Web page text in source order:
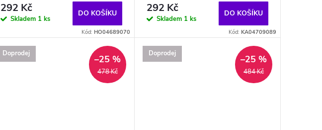
292 Kč
Skladem 1 ks
DO KOŠÍKU
Kód: HO04689070
292 Kč
Skladem 1 ks
DO KOŠÍKU
Kód: KA04709089
Doprodej
478 Kč
–25 % Doprodej
484 Kč
–25 %